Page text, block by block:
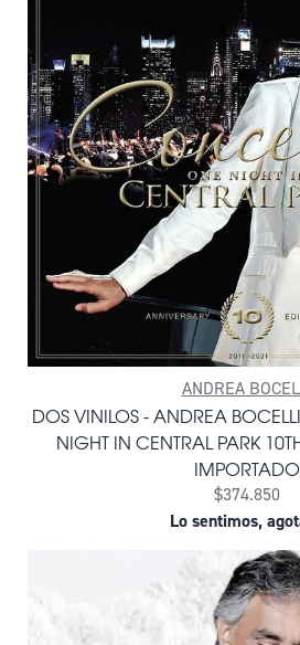
ANDREA
DOS VINILOS - ANDREA
NIGHT IN CENTRAL PARK
IMPORTADO
$374.850
Lo sentimos,